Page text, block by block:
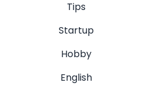
Tips
Startup
Hobby
English